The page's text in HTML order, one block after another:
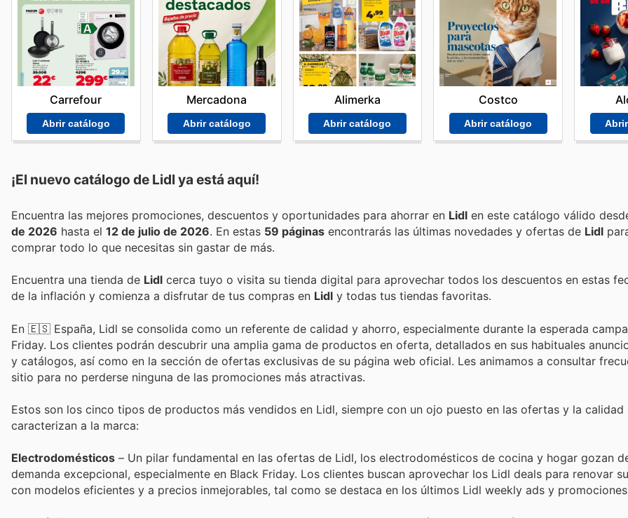
Carrefour
Abrir catálogo
Mercadona
Abrir catálogo
Alimerka
Abrir catálogo
Costco
Abrir catálogo
¡El nuevo catálogo de Lidl ya está aquí!
Encuentra las mejores promociones, descuentos y oportunidades para ahorrar en Lidl en este catálogo válido
de 2026 hasta el 12 de julio de 2026 . En estas 59 páginas encontrarás las últimas novedades y ofertas de Lidl
comprar todo lo que necesitas sin gastar de más.
Encuentra una tienda de Lidl cerca tuyo o visita su tienda digital para aprovechar todos los descuentos en estas
de la inflación y comienza a disfrutar de tus compras en Lidl y todas tus tiendas favoritas.
En 🇪🇸 España, Lidl se consolida como un referente de calidad y ahorro, especialmente durante la esperada
Friday. Los clientes podrán descubrir una amplia gama de productos en oferta, detallados en sus habituales
y catálogos, así como en la sección de ofertas exclusivas de su página web oficial. Les animamos a consultar
sitio para no perderse ninguna de las promociones más atractivas.
Estos son los cinco tipos de productos más vendidos en Lidl, siempre con un ojo puesto en las ofertas y la calidad
caracterizan a la marca:
Electrodomésticos – Un pilar fundamental en las ofertas de Lidl, los electrodomésticos de cocina y hogar gozan
demanda excepcional, especialmente en Black Friday. Los clientes buscan aprovechar los Lidl deals para renovar
con modelos eficientes y a precios inmejorables, tal como se destaca en los últimos Lidl weekly ads y